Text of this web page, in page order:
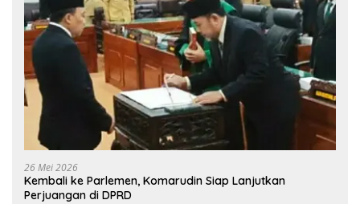
26 Mei 2026
Kembali ke Parlemen, Komarudin Siap Lanjutkan
Perjuangan di DPRD